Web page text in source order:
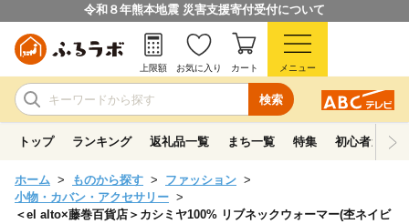
令和８年熊本地震 災害支援寄付受付について
検索
上限額 お気に入り カート メニュー
トップ ランキング 返礼品一覧 まち一覧 特集 初心者ガイド
ホーム ものから探す
ファッション
小物・カバン・アクセサリー
＜el alto×藤巻百貨店＞カシミヤ100% リブネックウォーマー(杢ネイビ